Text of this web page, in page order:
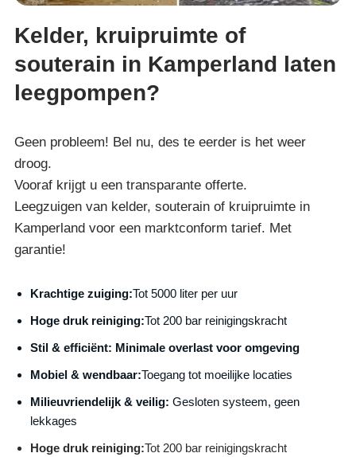
Kelder, kruipruimte of
souterain in Kamperland laten
leegpompen?
Geen probleem! Bel nu, des te eerder is het weer
droog.
Vooraf krijgt u een transparante offerte.
Leegzuigen van kelder, souterain of kruipruimte in
Kamperland voor een marktconform tarief. Met
garantie!
Krachtige zuiging:Tot 5000 liter per uur
Hoge druk reiniging:Tot 200 bar reinigingskracht
Stil & efficiënt: Minimale overlast voor omgeving
Mobiel & wendbaar:Toegang tot moeilijke locaties
Milieuvriendelijk & veilig: Gesloten systeem, geen
lekkages
Hoge druk reiniging:Tot 200 bar reinigingskracht